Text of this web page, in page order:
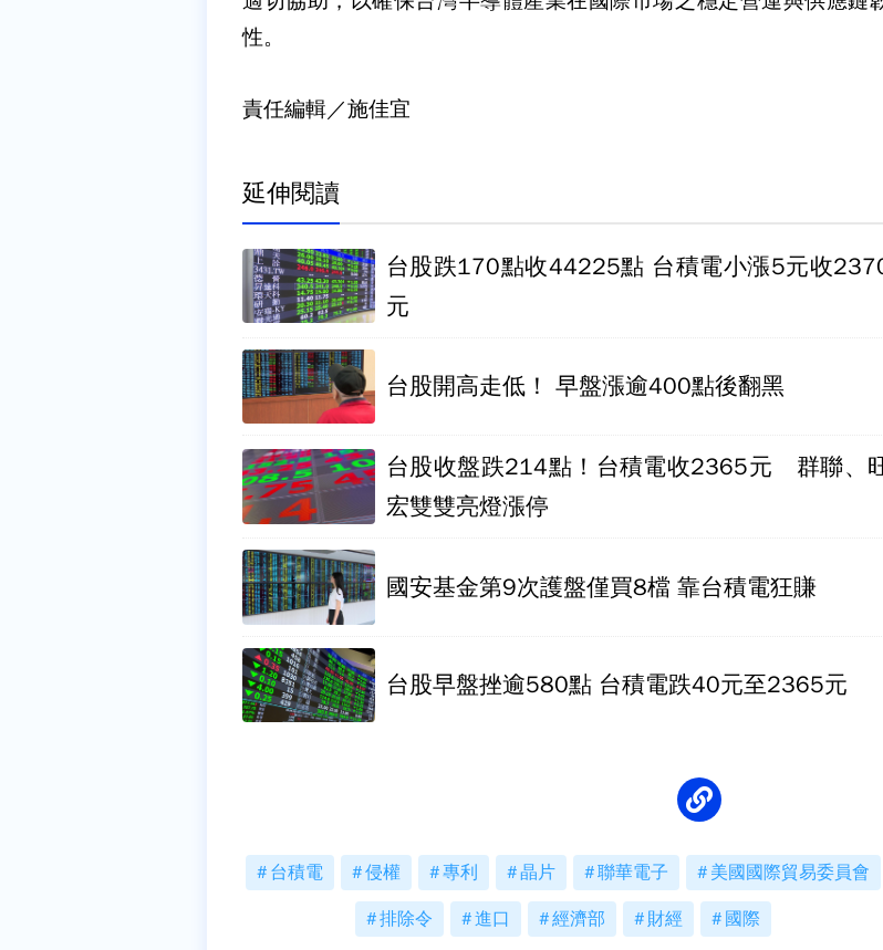
性。
責任編輯／施佳宜
延伸閱讀
台股跌170點收44225點 台積電小漲5元收
元
台股開高走低！ 早盤漲逾400點後翻黑
台股收盤跌214點！台積電收2365元 群聯、
宏雙雙亮燈漲停
國安基金第9次護盤僅買8檔 靠台積電狂賺
台股早盤挫逾580點 台積電跌40元至2365元
台積電 侵權 專利 晶片 聯華電子 美國國際貿易委員會
排除令 進口 經濟部 財經 國際